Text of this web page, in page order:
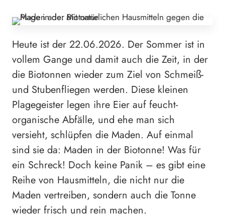
Heute ist der 22.06.2026. Der Sommer ist in
vollem Gange und damit auch die Zeit, in der
die Biotonnen wieder zum Ziel von Schmeiß-
und Stubenfliegen werden. Diese kleinen
Plagegeister legen ihre Eier auf feucht-
organische Abfälle, und ehe man sich
versieht, schlüpfen die Maden. Auf einmal
sind sie da: Maden in der Biotonne! Was für
ein Schreck! Doch keine Panik – es gibt eine
Reihe von Hausmitteln, die nicht nur die
Maden vertreiben, sondern auch die Tonne
wieder frisch und rein machen.